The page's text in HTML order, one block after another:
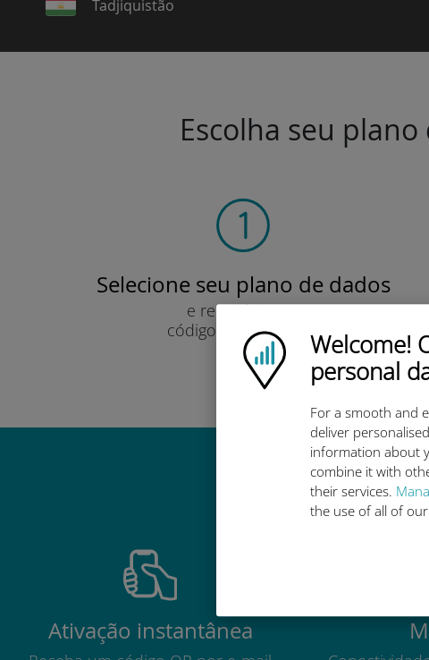
Ubigi logo
Welcome!
personal
For a smooth and
deliver
information about
combine it with
their services.
the use of all of
Tadjiquistão
Escolha seu
Selecione seu plano de dados
e recebê-lo por
código QR via e-mail.
Rápido!
Por que
Ativação instantânea